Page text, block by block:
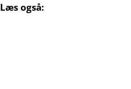
Læs også: